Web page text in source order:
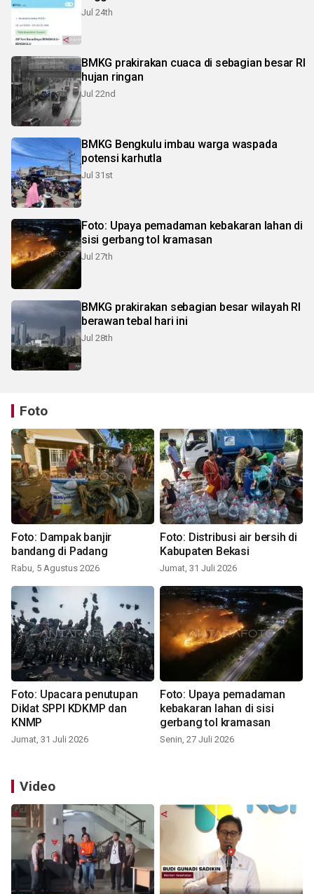
Jul 24th
BMKG prakirakan cuaca di sebagian besar RI
hujan ringan
Jul 22nd
BMKG Bengkulu imbau warga waspada
potensi karhutla
Jul 31st
Foto: Upaya pemadaman kebakaran lahan di
sisi gerbang tol kramasan
Jul 27th
BMKG prakirakan sebagian besar wilayah RI
berawan tebal hari ini
Jul 28th
Foto
Foto: Dampak banjir
bandang di Padang
Rabu, 5 Agustus 2026
Foto: Distribusi air bersih di
Kabupaten Bekasi
Jumat, 31 Juli 2026
Foto: Upacara penutupan
Diklat SPPI KDKMP dan
KNMP
Jumat, 31 Juli 2026
Foto: Upaya pemadaman
kebakaran lahan di sisi
gerbang tol kramasan
Senin, 27 Juli 2026
Video